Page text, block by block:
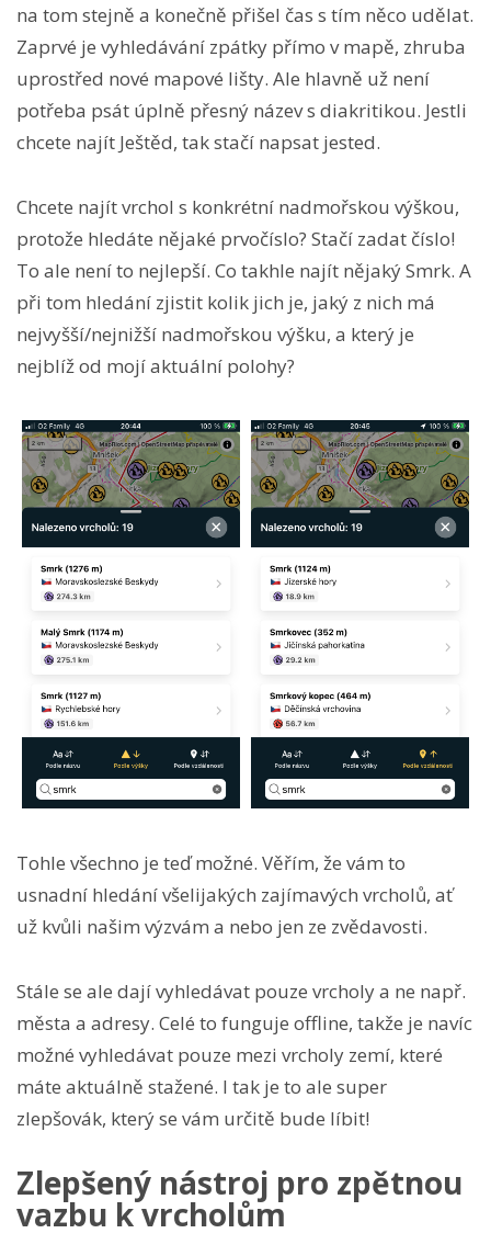
na tom stejně a konečně přišel čas s tím něco udělat.
Zaprvé je vyhledávání zpátky přímo v mapě, zhruba
uprostřed nové mapové lišty. Ale hlavně už není
potřeba psát úplně přesný název s diakritikou. Jestli
chcete najít Ještěd, tak stačí napsat jested.
Chcete najít vrchol s konkrétní nadmořskou výškou,
protože hledáte nějaké prvočíslo? Stačí zadat číslo!
To ale není to nejlepší. Co takhle najít nějaký Smrk. A
při tom hledání zjistit kolik jich je, jaký z nich má
nejvyšší/nejnižší nadmořskou výšku, a který je
nejblíž od mojí aktuální polohy?
Tohle všechno je teď možné. Věřím, že vám to
usnadní hledání všelijakých zajímavých vrcholů, ať
už kvůli našim výzvám a nebo jen ze zvědavosti.
Stále se ale dají vyhledávat pouze vrcholy a ne např.
města a adresy. Celé to funguje offline, takže je navíc
možné vyhledávat pouze mezi vrcholy zemí, které
máte aktuálně stažené. I tak je to ale super
zlepšovák, který se vám určitě bude líbit!
Zlepšený nástroj pro zpětnou
vazbu k vrcholům